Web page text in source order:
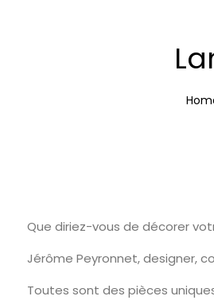
Que diriez-vous de décorer
Jérôme Peyronnet, designer,
Toutes sont des pièces